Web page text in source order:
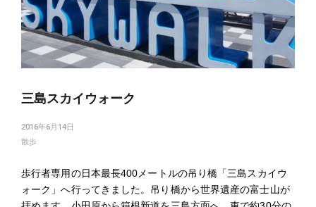
三島スカイウォーク
2016年6月14日
散歩
歩行者専用の日本最長400メートルの吊り橋「三島スカイウ
ォーク」へ行ってきました。吊り橋から世界遺産の富士山が